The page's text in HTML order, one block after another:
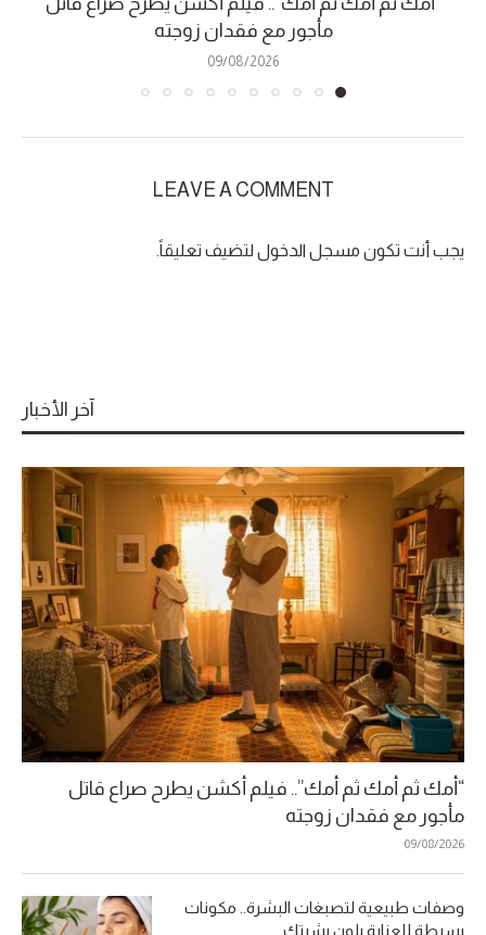
مأجور مع فقدان زوجته
09/08/2026
LEAVE A COMMENT
يجب أنت تكون مسجل الدخول لتضيف تعليقاً.
آخر الأخبار
“أمك ثم أمك ثم أمك”.. فيلم أكشن يطرح صراع قاتل
مأجور مع فقدان زوجته
09/08/2026
وصفات طبيعية لتصبغات البشرة.. مكونات
بسيطة للعناية بلون بشرتك